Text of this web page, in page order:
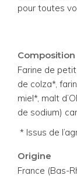
pour toutes
Composition
Farine de petit
de colza*,
miel*, malt
de sodium)
* Issus de
Origine
France (Bas-